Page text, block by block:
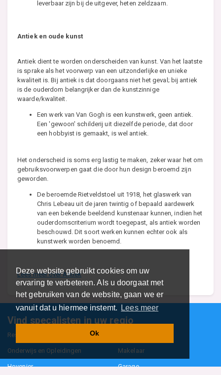
Deze website gebruikt cookies om uw
ervaring te verbeteren. Als u doorgaat met
het gebruiken van de website, gaan we er
vanuit dat u hiermee instemt.
Lees meer
Ok
leverbaar zijn bij de uitgever, heten zeldzaam.
Antiek en oude kunst
Antiek dient te worden onderscheiden van kunst. Van het laatste
is sprake als het voorwerp van een uitzonderlijke en unieke
kwaliteit is. Bij antiek is dat doorgaans niet het geval; bij antiek
is de ouderdom belangrijker dan de kunstzinnige
waarde/kwaliteit.
Een werk van Van Gogh is een kunstwerk, geen antiek.
Een 'gewoon' schilderij uit diezelfde periode, dat door
een hobbyist is gemaakt, is wel antiek.
Het onderscheid is soms erg lastig te maken, zeker waar het om
gebruiksvoorwerpen gaat die door hun design beroemd zijn
geworden.
De beroemde Rietveldstoel uit 1918, het glaswerk van
Chris Lebeau uit de jaren twintig of bepaald aardewerk
van een bekende beeldend kunstenaar kunnen, indien het
ouderdomscriterium wordt toegepast, als antiek worden
beschouwd. Dit soort werken kunnen echter ook als
kunstwerk worden benoemd.
Lees meer over Antiek
Vind specalisten in uw regio
Restaurant
Onderwijs en Opleidingen Makelaar
Hovenier Garage